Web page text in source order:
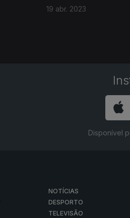
19 abr. 2023
Disponível
NOTÍCIAS
DESPORTO
TELEVISÃO